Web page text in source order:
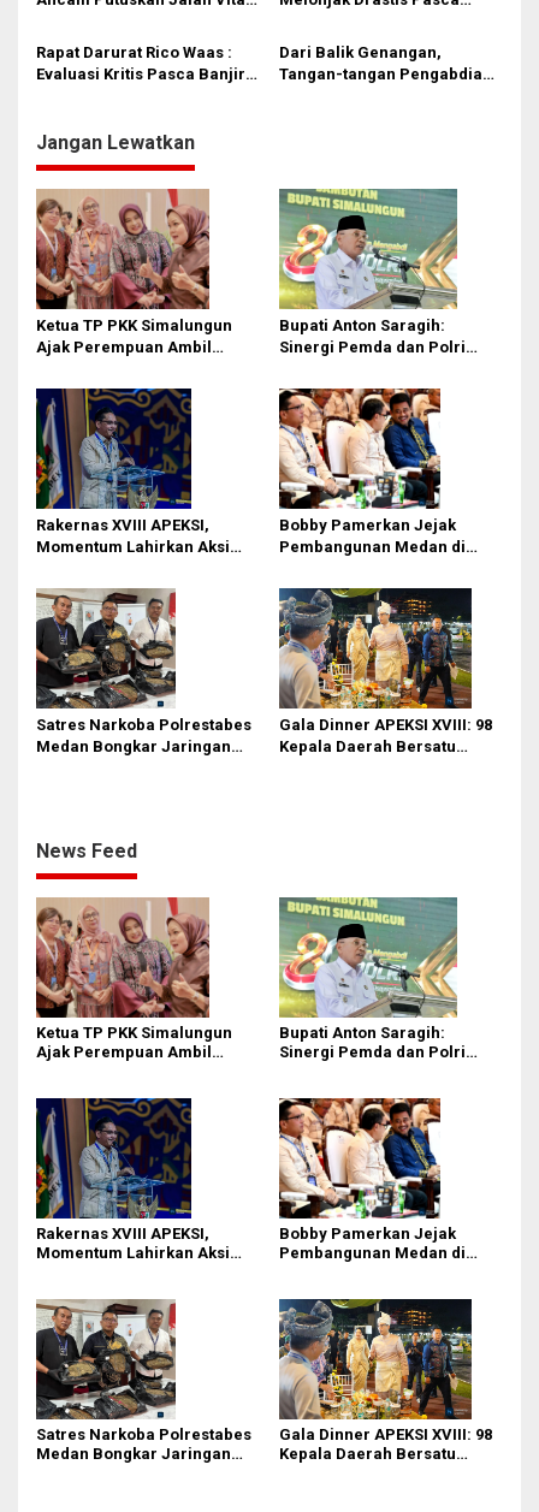
Anggota DPRD Desak
Tindakan Segera
Dinkes Bergerak Proaktif!
Rapat Darurat Rico Waas :
Evaluasi Kritis Pasca Banjir
Desember
Dari Balik Genangan,
Tangan-tangan Pengabdian
Jangan Lewatkan
Ketua TP PKK Simalungun
Ajak Perempuan Ambil
Pembangunan
Bupati Anton Saragih:
Sinergi Pemda dan Polri
Simalungun
Rakernas XVIII APEKSI,
Momentum Lahirkan Aksi
Bobby Pamerkan Jejak
Pembangunan Medan di
Revitalisasi Stadion Teladan
hingga BRT Listrik
Satres Narkoba Polrestabes
Medan Bongkar Jaringan
Gala Dinner APEKSI XVIII: 98
Kepala Daerah Bersatu
News Feed
Ketua TP PKK Simalungun
Ajak Perempuan Ambil
Bupati Anton Saragih:
Sinergi Pemda dan Polri
Rakernas XVIII APEKSI,
Momentum Lahirkan Aksi
Bobby Pamerkan Jejak
Pembangunan Medan di
hingga BRT Listrik
Satres Narkoba Polrestabes
Medan Bongkar Jaringan
Gala Dinner APEKSI XVIII: 98
Kepala Daerah Bersatu